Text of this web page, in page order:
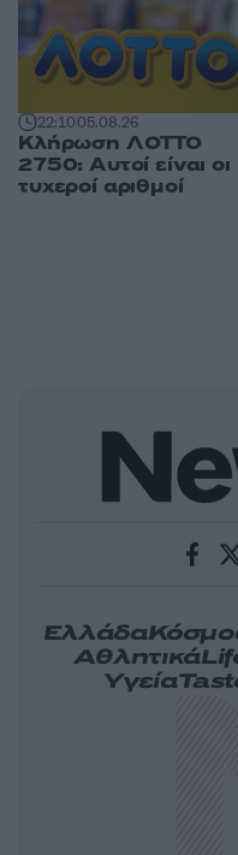
22:1005.08.26
Κλήρωση ΛΟΤΤΟ
2750: Αυτοί είναι οι
τυχεροί αριθμοί
Ελλάδα
Αθλητικά
Υγεία